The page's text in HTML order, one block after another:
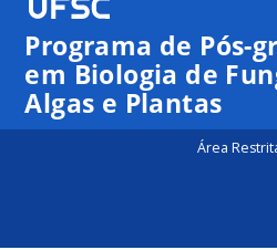
Programa de Pós-
em Biologia de
Algas e Plantas
Área